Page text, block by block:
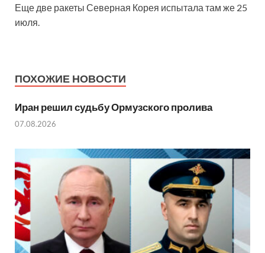
Еще две ракеты Северная Корея испытала там же 25
июля.
ПОХОЖИЕ НОВОСТИ
Иран решил судьбу Ормузского пролива
07.08.2026